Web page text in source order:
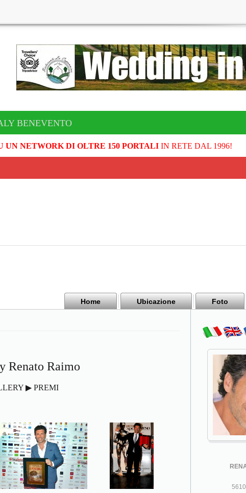
BENEVENTO
UN NETWORK DI OLTRE 150 PORTALIIN RETE DAL 1996!
Home Ubicazione Foto
Renato Raimo
▶ PREMI